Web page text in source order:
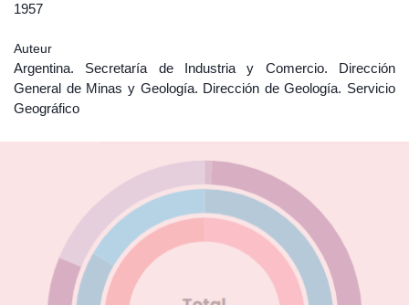
1957
Auteur
Argentina. Secretaría de Industria y Comercio. Dirección
General de Minas y Geología. Dirección de Geología. Servicio
Geográfico